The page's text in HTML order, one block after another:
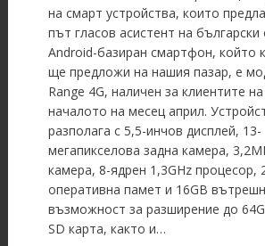
на смарт устройства, които
път гласов асистент на
Android-базиран смартфон, който
ще предложи на нашия пазар, е
Range 4G, наличен за клиентите
началото на месец април.
разполага с 5,5-инчов дисплей, 13-
мегапикселова задна камера,
камера, 8-ядрен 1,3GHz процесор,
оперативна памет и 16GB
възможност за разширение до
SD карта, както и…